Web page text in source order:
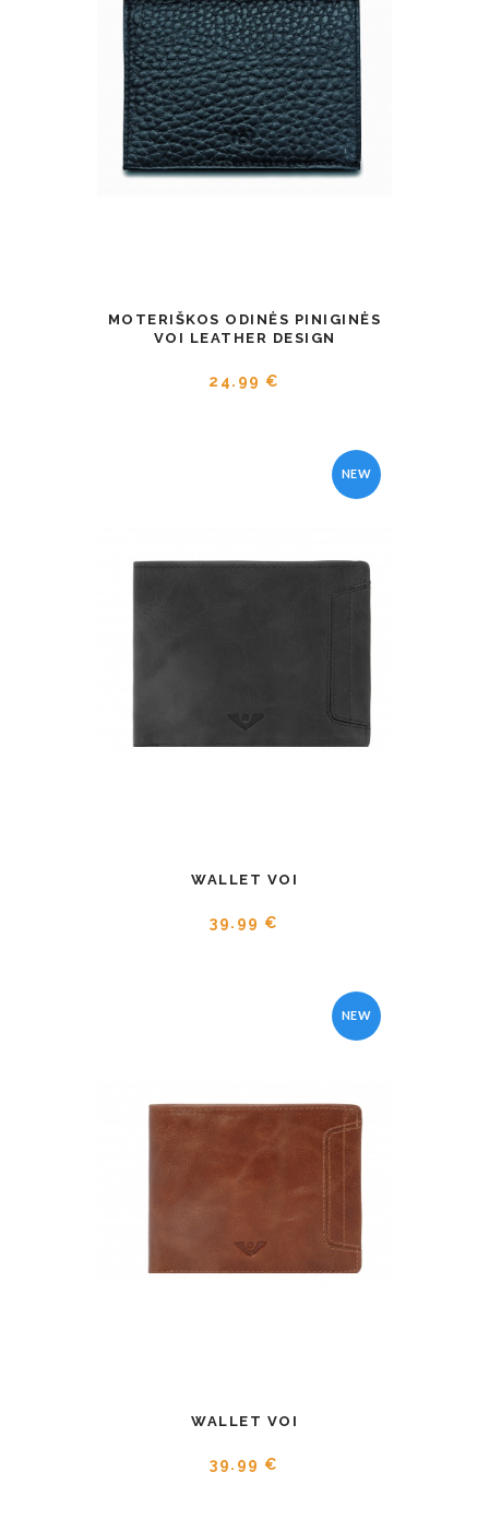
MOTERIŠKOS ODINĖS PINIGINĖS
VOI LEATHER DESIGN
24.99 €
NEW
WALLET VOI
39.99 €
NEW
WALLET VOI
39.99 €